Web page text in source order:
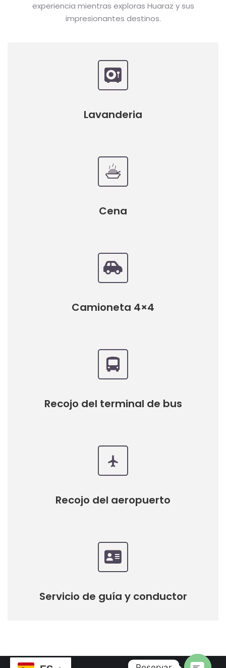
experiencia mientras exploras Huaraz y sus
impresionantes destinos.
Lavanderia
Cena
Camioneta 4×4
Recojo del terminal de bus
Recojo del aeropuerto
Servicio de guía y conductor